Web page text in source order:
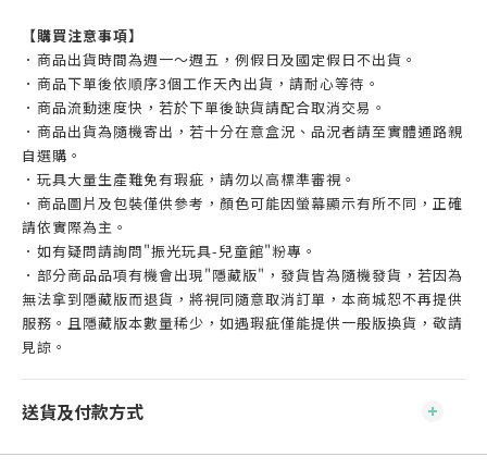
【購買注意事項】
．商品出貨時間為週一～週五，例假日及國定假日不出貨。
．商品下單後依順序3個工作天內出貨，請耐心等待。
．商品流動速度快，若於下單後缺貨請配合取消交易。
．商品出貨為隨機寄出，若十分在意盒況、品況者請至實體通路親
自選購。
．玩具大量生產難免有瑕疵，請勿以高標準審視。
．商品圖片及包裝僅供參考，顏色可能因螢幕顯示有所不同，正確
請依實際為主。
．如有疑問請詢問"振光玩具-兒童館"粉專。
．部分商品品項有機會出現"隱藏版"，發貨皆為隨機發貨，若因為
無法拿到隱藏版而退貨，將視同隨意取消訂單，本商城恕不再提供
服務。且隱藏版本數量稀少，如遇瑕疵僅能提供一般版換貨，敬請
見諒。
送貨及付款方式